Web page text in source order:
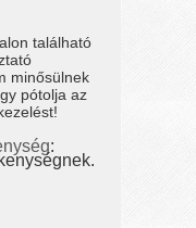
található
minősülnek
pótolja az
: